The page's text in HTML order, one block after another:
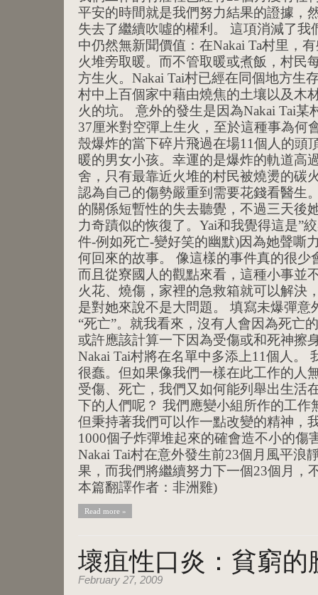
平安的時間就是我們努力結果的證據，
失去了繼續吹噓的權利。 這項消減了我
中仍然無新聞價值：在Nakai Ta村里，
火堆旁取暖。而不管取暖或煮飯，村民
方生火。Nakai Tai村已經在同個地方生
村中上百個家中藉由燒焦的土壤以及木
火的坑。 意外的發生是因為Nakai Tai某
37厘米對空彈上生火，至於這種事為何
殼爆炸的當下碎片飛過在場11個人的頭
暖的男女小孩。幸運的是爆炸的軌道高
舍，只有最靠近火堆的村民被燒燙的碳
認為自己的傷勢嚴重到需要花錢看醫生
的關係短暫性的失去聽覺，不過三天後
力奇蹟似的恢復了。Yai和我覺得這是”
件-例如死亡-變好笑的幽默)因為她聲嘶
何回來的故事。 像這樣的事件真的很少
而且從寮國人的觀點來看，這種小事並
火花、燒傷，家裡的急救箱就可以解決
是對她來說不是大問題。 填寫未爆彈意
“死亡”。就我看來，沒有人會因為死亡
或許應該計算一下因為受傷或和死神擦
Nakai Tai村將在名單中多添上11個人。
很蠢。但如果像我們一樣在此工作的人
受傷、死亡，我們又如何能列舉出生活
下的人們呢？ 我們應變小組所作的工作
但秉持著我們可以作一點改變的精神，
1000個子炸彈堆起來的確會造不小的傷
Nakai Tai村在意外發生前23個月風平浪
果，而我們將繼續努力下一個23個月，
本篇翻譯作者：非洲雞)
Read more »
壞疽性口炎：貧窮的
February 27, 2009